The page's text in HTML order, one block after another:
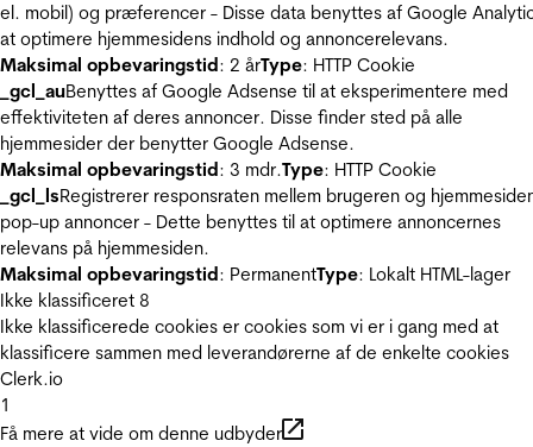
el. mobil) og præferencer - Disse data benyttes af Google
at optimere hjemmesidens indhold og annoncerelevans.
Maksimal opbevaringstid: 2 årType: HTTP Cookie
_gcl_auBenyttes af Google Adsense til at eksperimentere med
effektiviteten af deres annoncer. Disse finder sted på alle
hjemmesider der benytter Google Adsense.
Maksimal opbevaringstid: 3 mdr.Type: HTTP Cookie
_gcl_lsRegistrerer responsraten mellem brugeren og
pop-up annoncer - Dette benyttes til at optimere annoncernes
relevans på hjemmesiden.
Maksimal opbevaringstid: PermanentType: Lokalt HTML-lager
Ikke klassificeret 8
Ikke klassificerede cookies er cookies som vi er i gang med at
klassificere sammen med leverandørerne af de enkelte cookies
Clerk.io
1
Få mere at vide om denne udbyder